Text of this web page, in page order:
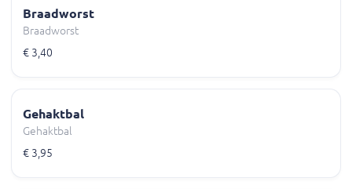
Braadworst
Braadworst
€ 3,40
Gehaktbal
Gehaktbal
€ 3,95